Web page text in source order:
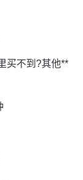
买不到?其他**